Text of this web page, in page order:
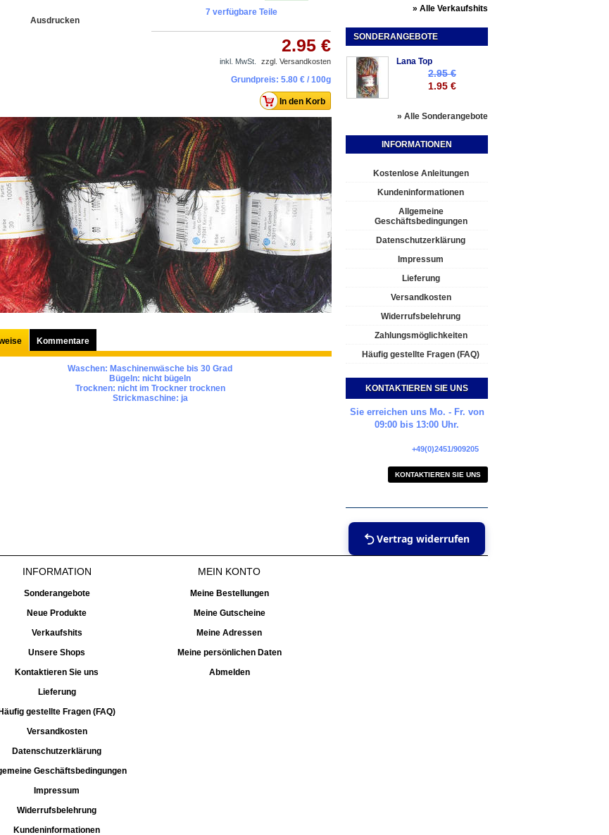
Ausdrucken
7 verfügbare Teile
2.95 €
inkl. MwSt. zzgl. Versandkosten
Grundpreis: 5.80 € / 100g
Kommentare
Waschen: Maschinenwäsche bis 30 Grad
Bügeln: nicht bügeln
Trocknen: nicht im Trockner trocknen
Strickmaschine: ja
» Alle Verkaufshits
SONDERANGEBOTE
Lana Top
2.95 €
1.95 €
» Alle Sonderangebote
INFORMATIONEN
Kostenlose Anleitungen
Kundeninformationen
Allgemeine
Geschäftsbedingungen
Datenschutzerklärung
Impressum
Lieferung
Versandkosten
Widerrufsbelehrung
Zahlungsmöglichkeiten
Häufig gestellte Fragen (FAQ)
KONTAKTIEREN SIE UNS
Sie erreichen uns Mo. - Fr. von
09:00 bis 13:00 Uhr.
+49(0)2451/909205
KONTAKTIEREN SIE UNS
Vertrag widerrufen
INFORMATION
Sonderangebote
Neue Produkte
Verkaufshits
Unsere Shops
Kontaktieren Sie uns
Lieferung
Häufig gestellte Fragen (FAQ)
Versandkosten
Datenschutzerklärung
Geschäftsbedingungen
Impressum
Widerrufsbelehrung
Kundeninformationen
MEIN KONTO
Meine Bestellungen
Meine Gutscheine
Meine Adressen
Meine persönlichen Daten
Abmelden